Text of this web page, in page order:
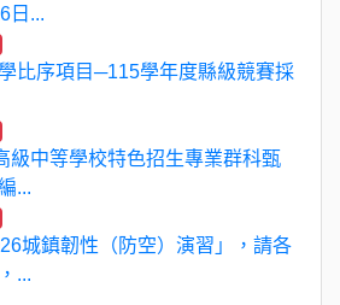
日...
比序項目─115學年度縣級競賽採
級中等學校特色招生專業群科甄
...
城鎮韌性（防空）演習」，請各
...